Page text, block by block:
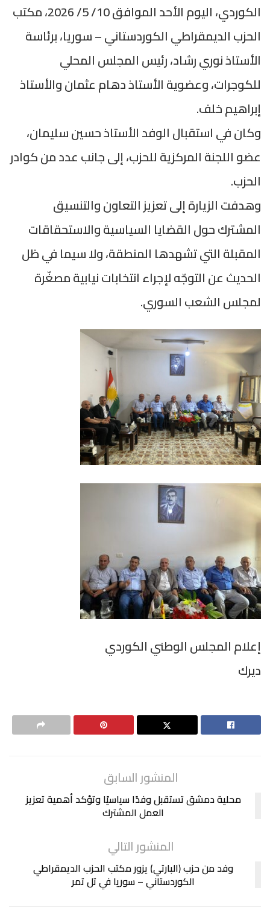
الكوردي، اليوم الأحد الموافق 10/ 5/ 2026، مكتب
الحزب الديمقراطي الكوردستاني – سوريا، برئاسة
الأستاذ نوري رشاد، رئيس المجلس المحلي
للكوجرات، وعضوية الأستاذ دهام عثمان والأستاذ
إبراهيم خلف.
وكان في استقبال الوفد الأستاذ حسين سليمان،
عضو اللجنة المركزية للحزب، إلى جانب عدد من كوادر
الحزب.
وهدفت الزيارة إلى تعزيز التعاون والتنسيق
المشترك حول القضايا السياسية والاستحقاقات
المقبلة التي تشهدها المنطقة، ولا سيما في ظل
الحديث عن التوجّه لإجراء انتخابات نيابية مصغّرة
لمجلس الشعب السوري.
إعلام المجلس الوطني الكوردي
ديرك
المنشور السابق
محلية دمشق تستقبل وفدًا سياسيًا وتؤكد أهمية تعزيز
العمل المشترك
المنشور التالي
وفد من حزب (البارتي) يزور مكتب الحزب الديمقراطي
الكوردستاني – سوريا في تل تمر